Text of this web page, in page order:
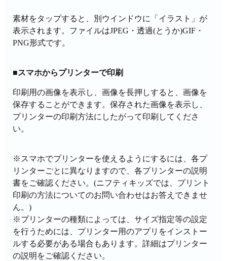
素材をタップすると、別ウインドウに「イラスト」が
表示されます。ファイルはJPEG・透過(とうか)GIF・
PNG形式です。
■スマホからプリンターで印刷
印刷用の画像を表示し、画像を長押しすると、画像を
保存することができます。保存された画像を表示し、
プリンターの印刷方法にしたがって印刷してくださ
い。
※スマホでプリンターを使えるようにするには、各プ
リンターごとに異なりますので、各プリンターの説明
書をご確認ください。(ニフティキッズでは、プリント
印刷の方法についてのお問い合わせはお答えできませ
ん。)
※プリンターの種類によっては、サイズ指定等の設定
を行うためには、プリンター用のアプリをインストー
ルする必要がある場合もあります。詳細はプリンター
の説明をご確認ください。